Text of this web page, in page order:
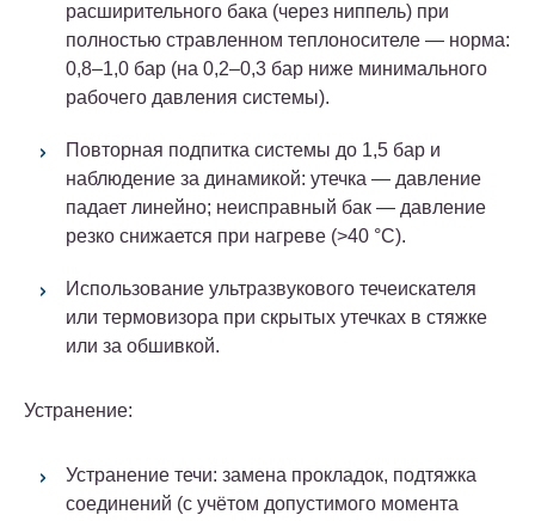
расширительного бака (через ниппель) при
полностью стравленном теплоносителе — норма:
0,8–1,0 бар (на 0,2–0,3 бар ниже минимального
рабочего давления системы).
Повторная подпитка системы до 1,5 бар и
наблюдение за динамикой: утечка — давление
падает линейно; неисправный бак — давление
резко снижается при нагреве (>40 °C).
Использование ультразвукового течеискателя
или термовизора при скрытых утечках в стяжке
или за обшивкой.
Устранение:
Устранение течи: замена прокладок, подтяжка
соединений (с учётом допустимого момента